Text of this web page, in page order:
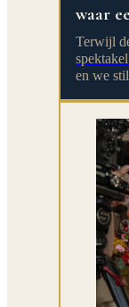
waar
Terwijl
en we